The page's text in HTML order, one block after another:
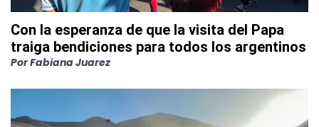
Con la esperanza de que la visita del Papa
traiga bendiciones para todos los argentinos
PorFabiana Juarez